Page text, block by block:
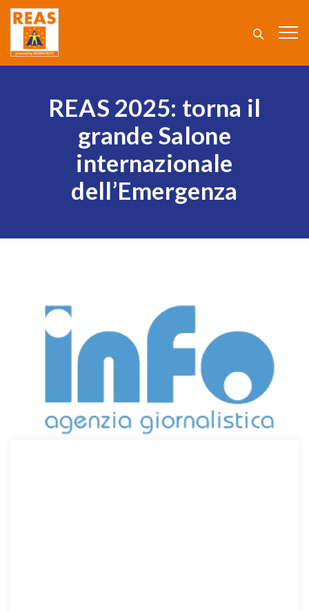
REAS 2025: torna il
grande Salone
internazionale
dell’Emergenza